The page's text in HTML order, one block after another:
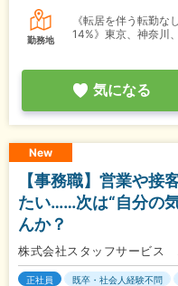
勤務地
《転居を伴う転勤
14%》東京、神奈川
気になる
New
【事務職】営業や接
たい……次は“自分の
んか？
株式会社スタッフサービス
正社員 既卒・社会人経験不問